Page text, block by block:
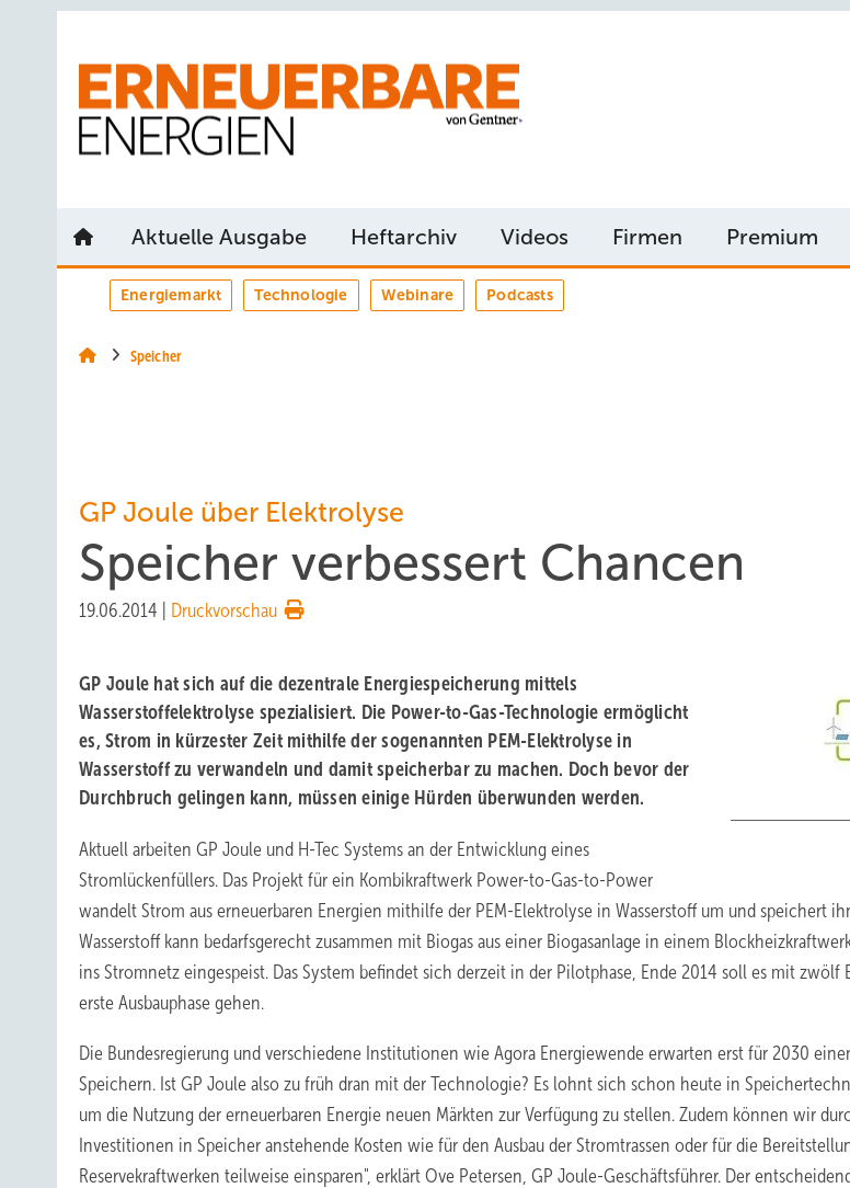
Aktuelle Ausgabe Heftarchiv Videos Firmen Premium
Energiemarkt Technologie Webinare Podcasts
Speicher
GP Joule über Elektrolyse
Speicher verbessert Chancen
19.06.2014 Druckvorschau
GP Joule hat sich auf die dezentrale Energiespeicherung mittels
Wasserstoffelektrolyse spezialisiert. Die Power-to-Gas-Technologie ermöglicht
es, Strom in kürzester Zeit mithilfe der sogenannten PEM-Elektrolyse in
Wasserstoff zu verwandeln und damit speicherbar zu machen. Doch bevor der
Durchbruch gelingen kann, müssen einige Hürden überwunden werden.
Aktuell arbeiten GP Joule und H-Tec Systems an der Entwicklung eines
Stromlückenfüllers. Das Projekt für ein Kombikraftwerk Power-to-Gas-to-Power
wandelt Strom aus erneuerbaren Energien mithilfe der PEM-Elektrolyse in Wasserstoff um und speichert
Wasserstoff kann bedarfsgerecht zusammen mit Biogas aus einer Biogasanlage in einem
ins Stromnetz eingespeist. Das System befindet sich derzeit in der Pilotphase, Ende 2014 soll es mit zwölf
erste Ausbauphase gehen.
Die Bundesregierung und verschiedene Institutionen wie Agora Energiewende erwarten erst für 2030
Speichern. Ist GP Joule also zu früh dran mit der Technologie? Es lohnt sich schon heute in
um die Nutzung der erneuerbaren Energie neuen Märkten zur Verfügung zu stellen. Zudem können wir
Investitionen in Speicher anstehende Kosten wie für den Ausbau der Stromtrassen oder für die
Reservekraftwerken teilweise einsparen", erklärt Ove Petersen, GP Joule-Geschäftsführer. Der